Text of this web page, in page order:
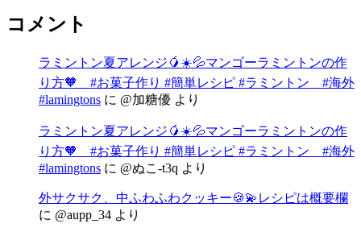
コメント
ラミントン夏アレンジ🥭☀️💦マンゴーラミントンの作
り方🧡 #お菓子作り #簡単レシピ #ラミントン #海外
#lamingtons に @加糖優 より
ラミントン夏アレンジ🥭☀️💦マンゴーラミントンの作
り方🧡 #お菓子作り #簡単レシピ #ラミントン #海外
#lamingtons に @ぬこ-t3q より
外サクサク、中ふわふわクッキー🍪💫レシピは概要欄
に @aupp_34 より